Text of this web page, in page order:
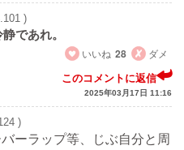
)
であれ。
いいね 28 ダメ
このコメントに返信
2025年03月17日 11:16
)
ーラップ等、じぶ自分と周